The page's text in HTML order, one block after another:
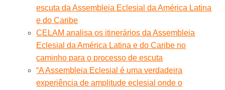
escuta da Assembleia Eclesial da América Latina
e do Caribe
CELAM analisa os itinerários da Assembleia
Eclesial da América Latina e do Caribe no
caminho para o processo de escuta
“A Assembleia Eclesial é uma verdadeira
experiência de amplitude eclesial onde o